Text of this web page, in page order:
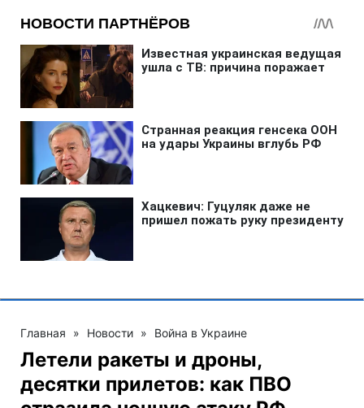
Главная » Новости » Война в Украине
Летели ракеты и дроны,
десятки прилетов: как ПВО